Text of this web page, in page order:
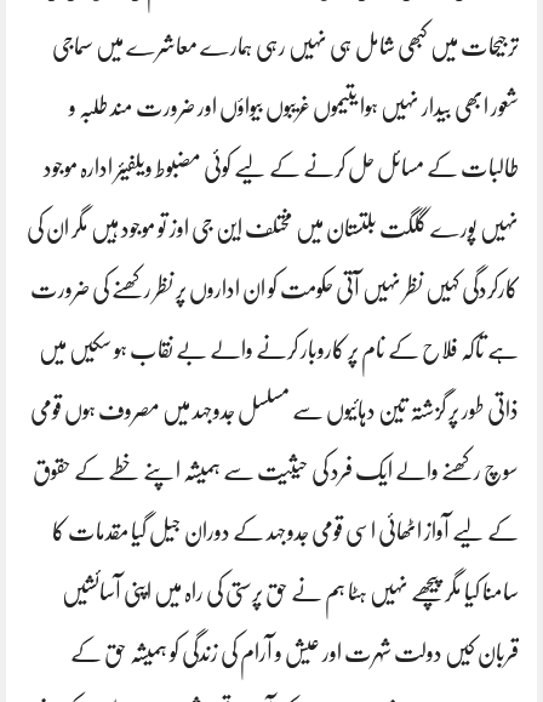
ترجیحات میں کبھی شامل ہی نہیں رہی ہمارے معاشرے میں سماجی
شعور ابھی بیدار نہیں ہوا یتیموں غریبوں بیواؤں اور ضرورت مند طلبہ و
طالبات کے مسائل حل کرنے کے لیے کوئی مضبوط ویلفیئر ادارہ موجود
نہیں پورے گلگت بلتستان میں مختلف این جی اوز تو موجود ہیں مگر ان کی
کارکردگی کہیں نظر نہیں آتی حکومت کو ان اداروں پر نظر رکھنے کی ضرورت
ہے تاکہ فلاح کے نام پر کاروبار کرنے والے بے نقاب ہو سکیں میں
ذاتی طور پر گزشتہ تین دہائیوں سے مسلسل جدوجہد میں مصروف ہوں قومی
سوچ رکھنے والے ایک فرد کی حیثیت سے ہمیشہ اپنے خطے کے حقوق
کے لیے آواز اٹھائی اسی قومی جدوجہد کے دوران جیل گیا مقدمات کا
سامنا کیا مگر پیچھے نہیں ہٹا ہم نے حق پرستی کی راہ میں اپنی آسائشیں
قربان کیں دولت شہرت اور عیش و آرام کی زندگی کو ہمیشہ حق کے